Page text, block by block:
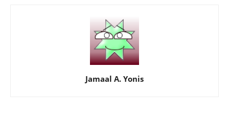
Jamaal A. Yonis